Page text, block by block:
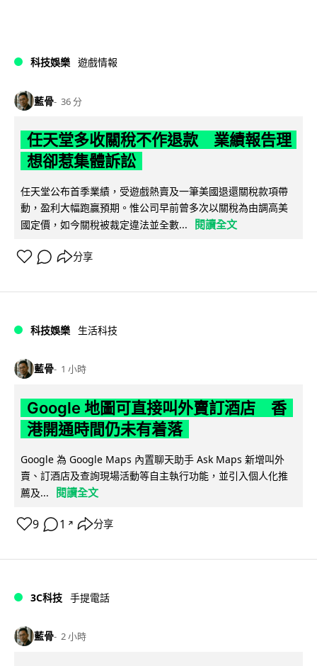
科技娛樂 遊戲情報
藍骨 36 分
任天堂多收關稅不作退款 業績報告理
想卻惹集體訴訟
任天堂公布首季業績，受遊戲熱賣及一筆美國退還關稅款項帶
動，盈利大幅跑贏預期。惟公司早前曾多次以關稅為由調高美
國定價，如今關稅被裁定違法並全數...
閱讀全文
分享
科技娛樂 生活科技
藍骨 1 小時
Google 地圖可直接叫外賣訂酒店 香
港開通時間仍未有着落
Google 為 Google Maps 內置聊天助手 Ask Maps 新增叫外
賣、訂酒店及查詢現場活動等自主執行功能，並引入個人化推
薦及...
閱讀全文
9 1 ↗ 分享
3C科技 手提電話
藍骨 2 小時